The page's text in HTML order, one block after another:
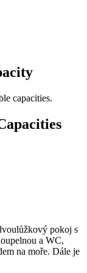
capacities.
pokoj s
a WC,
na moře. Dále je